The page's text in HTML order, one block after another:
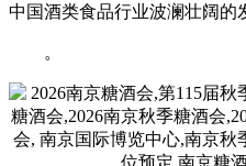
中国酒类食品行业波澜壮阔的
。